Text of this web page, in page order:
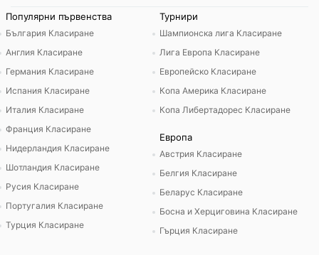
Популярни първенства
България Класиране
Англия Класиране
Германия Класиране
Испания Класиране
Италия Класиране
Франция Класиране
Нидерландия Класиране
Шотландия Класиране
Русия Класиране
Португалия Класиране
Турция Класиране
Турнири
Шампионска лига Класиране
Лига Европа Класиране
Европейско Класиране
Копа Америка Класиране
Копа Либертадорес Класиране
Европа
Австрия Класиране
Белгия Класиране
Беларус Класиране
Босна и Херциговина Класиране
Гърция Класиране